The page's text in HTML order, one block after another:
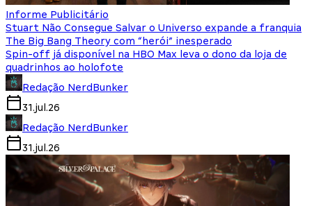
Informe Publicitário
Stuart Não Consegue Salvar o Universo expande a franquia
The Big Bang Theory com “herói” inesperado
Spin-off já disponível na HBO Max leva o dono da loja de
quadrinhos ao holofote
Redação NerdBunker
31.jul.26
Redação NerdBunker
31.jul.26